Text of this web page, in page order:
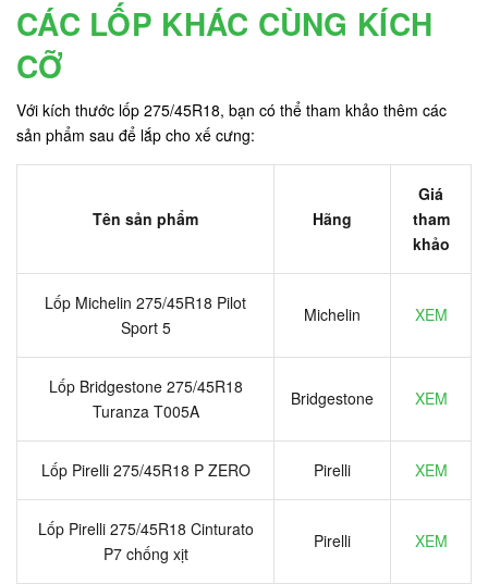
CÁC LỐP KHÁC CÙNG KÍCH
CỠ
Với kích thước lốp 275/45R18, bạn có thể tham khảo thêm các
sản phẩm sau để lắp cho xế cưng:
Tên sản phẩm Hãng
Giá
tham
khảo
Lốp Michelin 275/45R18 Pilot
Sport 5
Michelin XEM
Lốp Bridgestone 275/45R18
Turanza T005A
Bridgestone XEM
Lốp Pirelli 275/45R18 P ZERO Pirelli XEM
Lốp Pirelli 275/45R18 Cinturato
P7 chống xịt
Pirelli XEM